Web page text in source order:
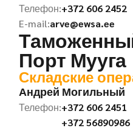
Телефон:+372 606 2452
E-mail:arve@ewsa.ee
Порт Мууга
Складские
Андрей Могильный
Телефон:+372 606 2451
+372 56890986